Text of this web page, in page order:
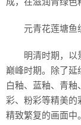
元青花莲塘鱼
明清时期，以
巅峰时期。除了延
白釉、蓝釉、青
彩、粉彩等精美的
精致繁复的画面中